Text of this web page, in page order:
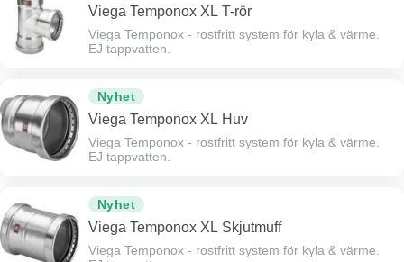
Viega Temponox XL T-rör
Viega Temponox - rostfritt system för kyla & värme.
EJ tappvatten.
Nyhet
Viega Temponox XL Huv
Viega Temponox - rostfritt system för kyla & värme.
EJ tappvatten.
Nyhet
Viega Temponox XL Skjutmuff
Viega Temponox - rostfritt system för kyla & värme.